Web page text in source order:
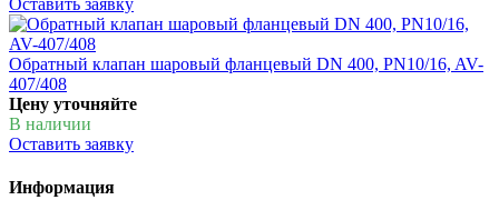
Обратный клапан шаровый фланцевый DN 400, PN10/16, AV-
407/408
Цену уточняйте
В наличии
Оставить заявку
Информация